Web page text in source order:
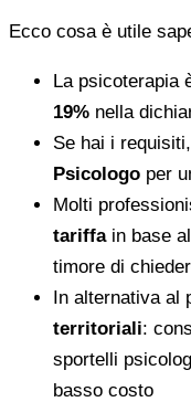
Ecco cosa è utile
La psicoterapia
19% nella
Se hai i
Psicologo per
Molti
tariffain base
timore di
In alternativa al
territoriali:
sportelli
basso costo